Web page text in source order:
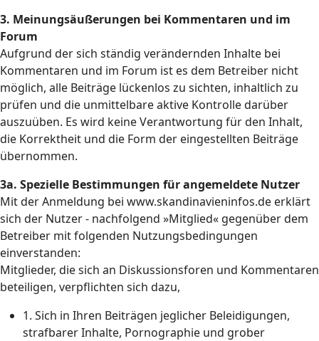
3. Meinungsäußerungen bei Kommentaren und im
Forum
Aufgrund der sich ständig verändernden Inhalte bei
Kommentaren und im Forum ist es dem Betreiber nicht
möglich, alle Beiträge lückenlos zu sichten, inhaltlich zu
prüfen und die unmittelbare aktive Kontrolle darüber
auszuüben. Es wird keine Verantwortung für den Inhalt,
die Korrektheit und die Form der eingestellten Beiträge
übernommen.
3a. Spezielle Bestimmungen für angemeldete Nutzer
Mit der Anmeldung bei www.skandinavieninfos.de erklärt
sich der Nutzer - nachfolgend »Mitglied« gegenüber dem
Betreiber mit folgenden Nutzungsbedingungen
einverstanden:
Mitglieder, die sich an Diskussionsforen und Kommentaren
beteiligen, verpflichten sich dazu,
1. Sich in Ihren Beiträgen jeglicher Beleidigungen,
strafbarer Inhalte, Pornographie und grober